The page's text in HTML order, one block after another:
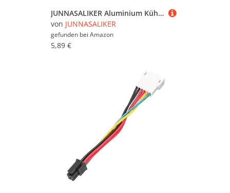
JUNNASALIKER Aluminium Kühlkörper Für K1C Extruder 36mm Extruder Motors Kühlung Sorgt Für Optimiertes Wärmemanagement
von JUNNASALIKER
gefunden bei Amazon
5,89 €